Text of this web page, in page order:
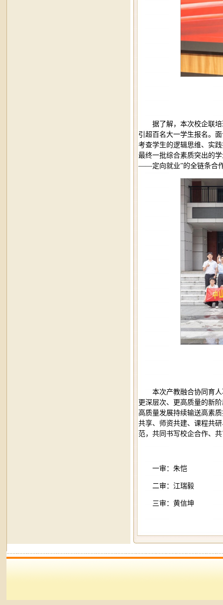
据了解，本次校企联
引超百名大一学生报名。
考查学生的逻辑思维、实
最终一批综合素质突出的
——定向就业”的全链条合
本次产教融合协同育
更深层次、更高质量的新
高质量发展持续输送高素
共享、师资共建、课程共
范，共同书写校企合作、
一审：朱恺
二审：江瑞毅
三审：黄信坤